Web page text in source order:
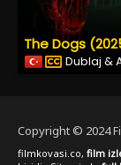
The Dogs
Dublaj &
Copyright © 2024
filmkovasi.co, film